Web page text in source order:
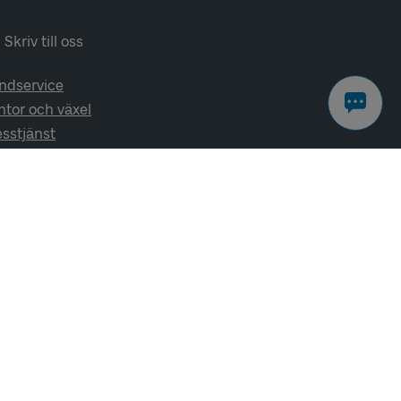
Skriv till oss
och växel